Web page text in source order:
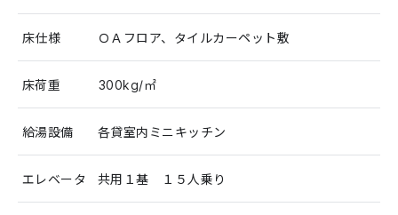
床仕様 ＯＡフロア、タイルカーペット敷
床荷重 300kg/㎡
給湯設備 各貸室内ミニキッチン
エレベータ 共用１基 １５人乗り